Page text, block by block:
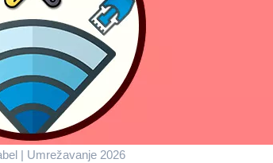
| Umrežavanje 2026